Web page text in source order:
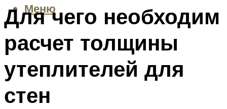
Меню
Для чего необходим
расчет толщины
утеплителей для
стен